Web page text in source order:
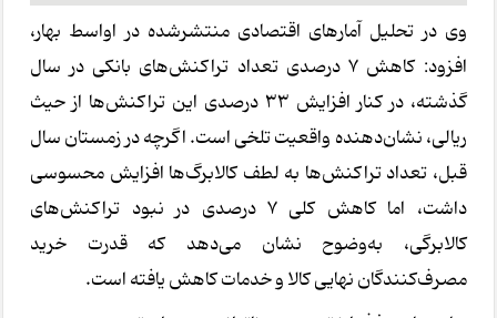
وی در تحلیل آمارهای اقتصادی منتشرشده در اواسط بهار،
افزود: کاهش 7 درصدی تعداد تراکنش‌های بانکی در سال
گذشته، در کنار افزایش 33 درصدی این تراکنش‌ها از حیث
ریالی، نشان‌دهنده واقعیت تلخی است. اگرچه در زمستان سال
قبل، تعداد تراکنش‌ها به لطف کالابرگ‌ها افزایش محسوسی
داشت، اما کاهش کلی 7 درصدی در نبود تراکنش‌های
کالابرگی، به‌وضوح نشان می‌دهد که قدرت خرید
مصرف‌کنندگان نهایی کالا و خدمات کاهش یافته است.